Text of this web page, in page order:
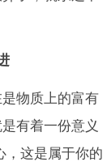
物质上的富有
有着一份意义
，这是属于你的